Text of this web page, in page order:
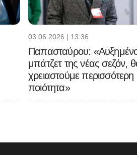
03.06.2026 | 13:36
Παπασταύρου:
μπάτζετ της νέας σεζόν,
χρειαστούμε περισσότερη
ποιότητα»